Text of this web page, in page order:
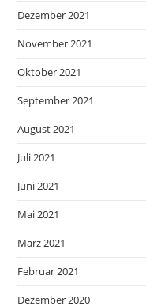
Dezember 2021
November 2021
Oktober 2021
September 2021
August 2021
Juli 2021
Juni 2021
Mai 2021
März 2021
Februar 2021
Dezember 2020